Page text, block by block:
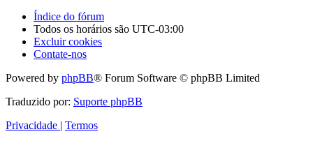
Índice do fórum
Todos os horários são UTC-03:00
Excluir cookies
Contate-nos
Powered by phpBB® Forum Software © phpBB Limited
Traduzido por: Suporte phpBB
Privacidade | Termos